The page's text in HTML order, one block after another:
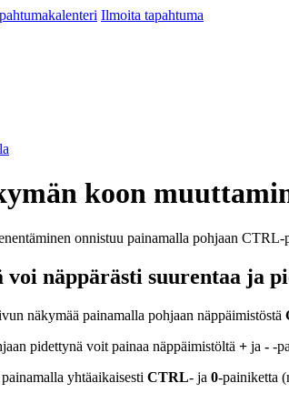
Ilmoita tapahtuma
koon
näppärästi suurentaa ja
näkymää painamalla pohjaan näppäimistöstä
pidettynä voit painaa näppäimistöltä + ja - -
yhtäaikaisesti CTRL- ja 0-painiketta